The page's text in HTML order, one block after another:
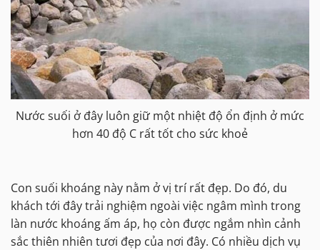
Nước suối ở đây luôn giữ một nhiệt độ ổn định ở mức
hơn 40 độ C rất tốt cho sức khoẻ
Con suối khoáng này nằm ở vị trí rất đẹp. Do đó, du
khách tới đây trải nghiệm ngoài việc ngâm mình trong
làn nước khoáng ấm áp, họ còn được ngắm nhìn cảnh
sắc thiên nhiên tươi đẹp của nơi đây. Có nhiều dịch vụ